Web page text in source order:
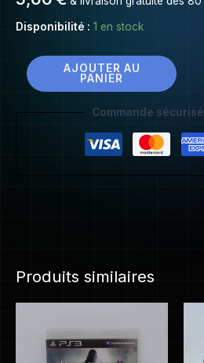
Disponibilité : 1 en stock
speed
the
AJOUTER AU
PANIER
Commande
Produits similaires